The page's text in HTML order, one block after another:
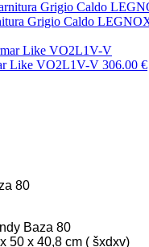
Grigio Caldo
Like VO2L1V-V 306.00 €
80
Baza 80
50 x 40,8 cm ( šxdxv)
Naziv: Expert Thermo